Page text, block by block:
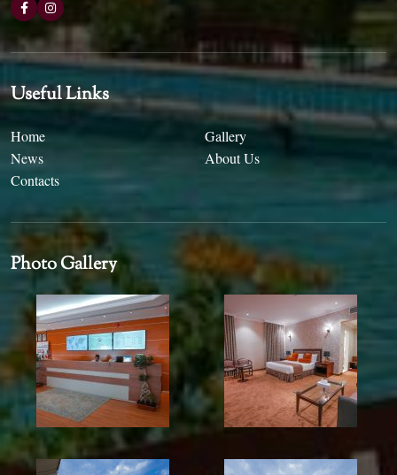
Useful Links
Home
Gallery
News
About Us
Contacts
Photo Gallery